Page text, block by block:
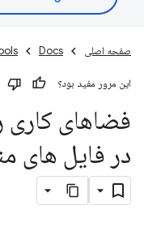
صفحه اصلی Docs
این مرور مفید بود؟
فضاهای کاری
در فایل های